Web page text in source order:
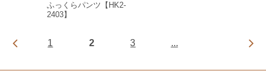
ふっくらパンツ【HK2-
2403】
1 2 3 ...